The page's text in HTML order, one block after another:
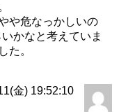
や危なっかしいの
かなと考えていま
た。
金) 19:52:10